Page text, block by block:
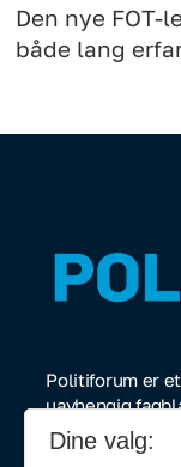
Den nye FOT-
både lang
Politiforum er
uavhengig
etter Vær
Dine valg: